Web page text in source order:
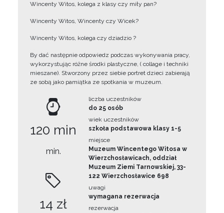
Wincenty Witos, kolega z klasy czy miły pan?
Wincenty Witos, Wincenty czy Wicek?
Wincenty Witos, kolega czy dziadzio ?
By dać następnie odpowiedz podczas wykonywania pracy,
wykorzystując różne środki plastyczne, ( collage i techniki
mieszane). Stworzony przez siebie portret dzieci zabierają
ze sobą jako pamiątka ze spotkania w muzeum.
120 min
min.
14 zł
liczba uczestników
do 25 osób
wiek uczestników
szkoła podstawowa klasy 1-5
miejsce
Muzeum Wincentego Witosa w
Wierzchosławicach, oddział
Muzeum Ziemi Tarnowskiej, 33-
122 Wierzchosławice 698
uwagi
wymagana rezerwacja
rezerwacja